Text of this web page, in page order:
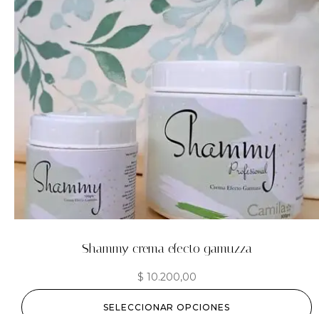
Shammy crema efecto gamuzza
$ 10.200,00
SELECCIONAR OPCIONES